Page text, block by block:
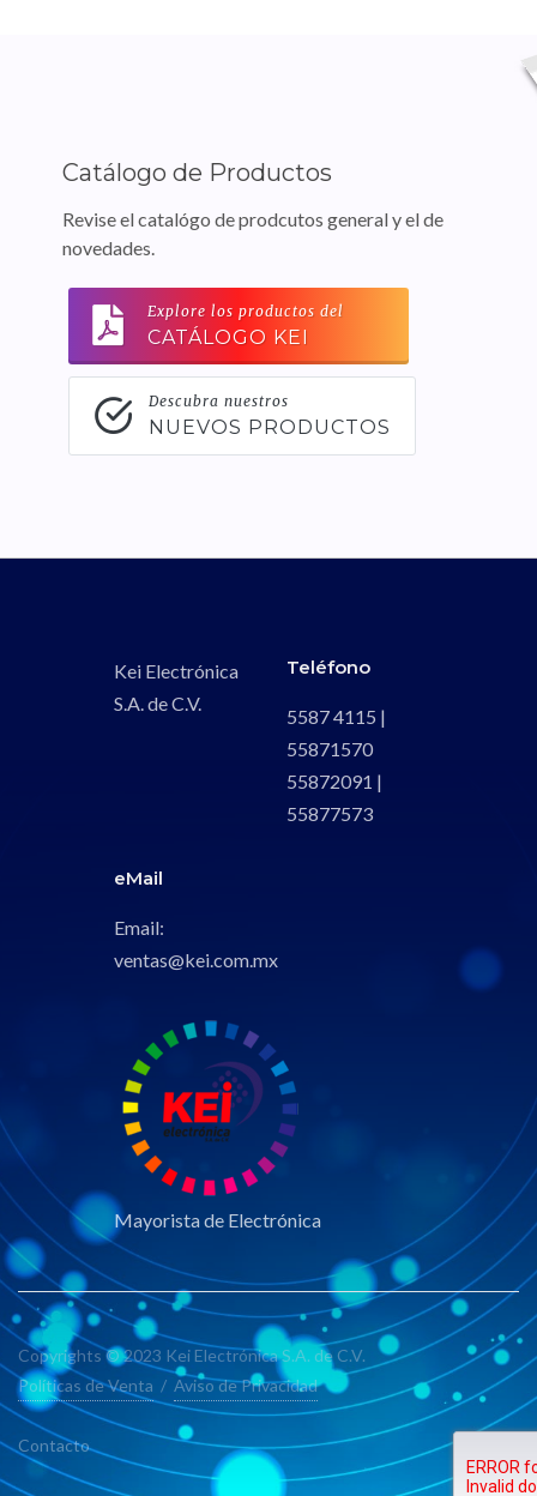
Catálogo de Productos
Revise el catalógo de prodcutos general y el de
novedades.
Explore los productos del
CATÁLOGO KEI
Descubra nuestros
NUEVOS PRODUCTOS
Kei Electrónica
S.A. de C.V.
Teléfono
5587 4115 |
55871570
55872091 |
55877573
eMail
Email:
ventas@kei.com.mx
Mayorista de Electrónica
Copyrights © 2023 Kei Electrónica S.A. de C.V.
Políticas de Venta / Aviso de Privacidad
Contacto